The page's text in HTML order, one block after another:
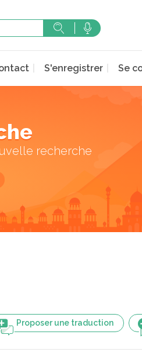
S'enregistrer Se
recherche
Proposer une traduction